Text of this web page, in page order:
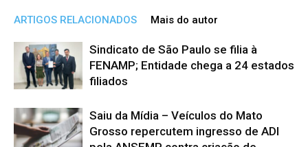
ARTIGOS RELACIONADOS Mais do autor
Sindicato de São Paulo se filia à
FENAMP; Entidade chega a 24 estados
filiados
Saiu da Mídia – Veículos do Mato
Grosso repercutem ingresso de ADI